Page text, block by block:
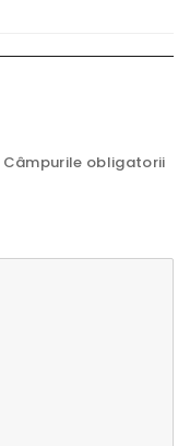
Câmpurile obligatorii